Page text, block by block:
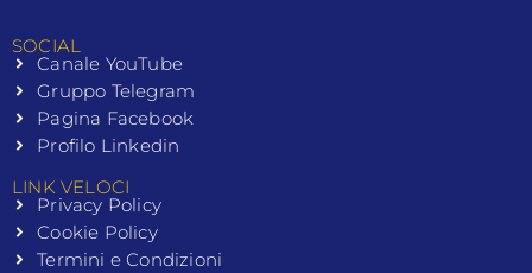
SOCIAL
Canale YouTube
Gruppo Telegram
Pagina Facebook
Profilo Linkedin
LINK VELOCI
Privacy Policy
Cookie Policy
Termini e Condizioni